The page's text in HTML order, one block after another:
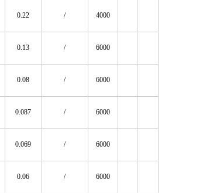
0.22 / 4000
0.13 / 6000
0.08 / 6000
0.087 / 6000
0.069 / 6000
0.06 / 6000